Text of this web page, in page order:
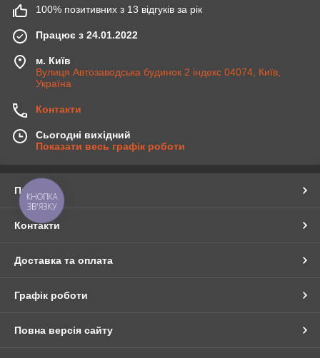
100% позитивних з 13 відгуків за рік
Працює з 24.01.2022
м. Київ
Вулиця Автозаводська будинок 2 індекс 04074, Київ,
Україна
Контакти
Сьогодні вихідний
Показати весь графік роботи
Про нас
Контакти
Доставка та оплата
Графік роботи
Повна версія сайту
КНОПКА
ЗВ'ЯЗКУ